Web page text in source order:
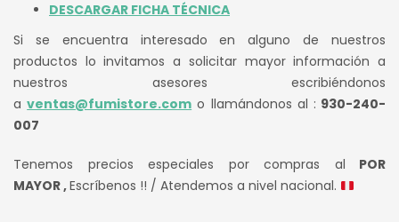
DESCARGAR FICHA TÉCNICA
Si se encuentra interesado en alguno de nuestros
productos lo invitamos a solicitar mayor información a
nuestros asesores escribiéndonos
aventas@fumistore.com o llamándonos al : 930-240-
007
Tenemos precios especiales por compras al POR
MAYOR ,Escríbenos !! / Atendemos a nivel nacional.